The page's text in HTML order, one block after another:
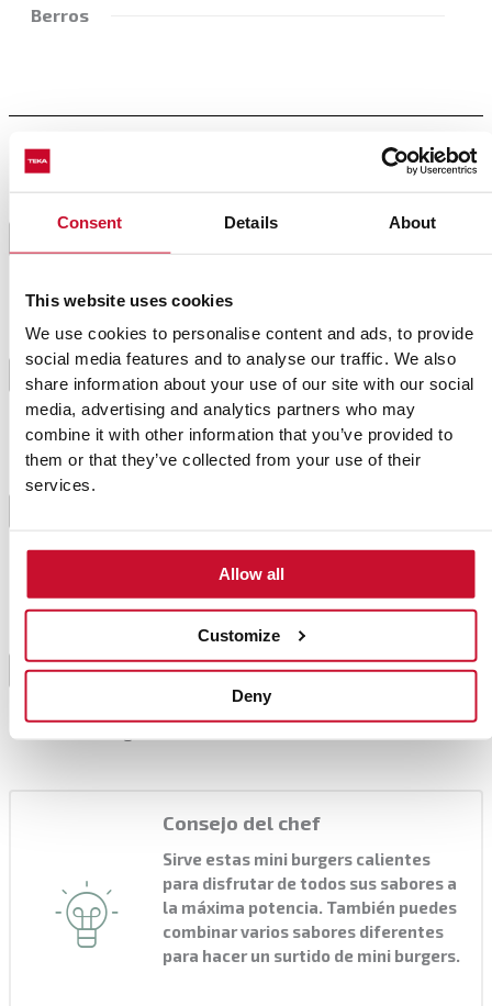
Consent Details About
This website uses cookies
We use cookies to personalise content and ads, to provide
social media features and to analyse our traffic. We also
share information about your use of our site with our social
media, advertising and analytics partners who may
combine it with other information that you’ve provided to
them or that they’ve collected from your use of their
services.
Allow all
Customize
Deny
Berros
Preparación
mostaza, las yemas de huevo y la harina. Mezclar
todo homogéneamente y reservar en la nevera 10
Mientras, preparar las setas caramelizadas
salteándolas en una sartén con aceite de oliva.
Cuando estén doradas, añadir salsa de soja al gusto,
reducir y reservar.
Precalentar el horno SteakMaster en el modo
tiempo indicado, girarlas y seguir cocinando.
4
Calentar los panes abiertos por la mitad en una
sartén con mantequilla y montar la hamburguesa: en
la base disponer aguacate triturado con zumo de
por último, las setas caramelizadas. Cerrar la
Consejo del chef
Sirve estas mini burgers calientes
para disfrutar de todos sus sabores a
la máxima potencia. También puedes
combinar varios sabores diferentes
para hacer un surtido de mini burgers.